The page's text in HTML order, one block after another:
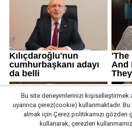
Bu site deneyimlerinizi kişiselleştirmek
uyarınca çerez(cookie) kullanmaktadır.
almak için Çerez politikamızı gözden
kullanarak, çerezleri